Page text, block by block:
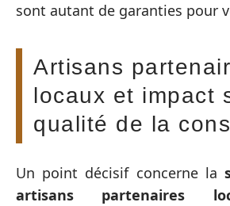
sont autant de garanties pour
Artisans
locaux et impact
qualité de la
Un point décisif concerne la
artisans partenaires